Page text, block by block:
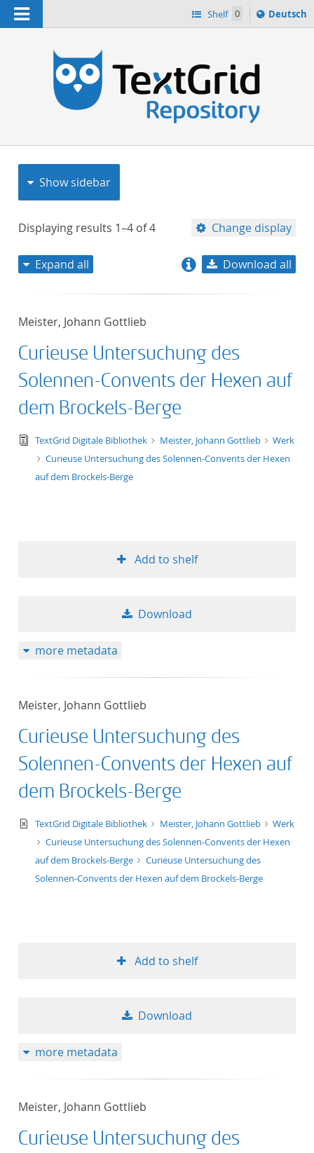
Navigation Shelf 0
Sprache
ï¿½ndern
Deutsch
Show sidebar
Displaying results 1–4 of4 Change display
title descending
format
Expand all Download all
Meister, Johann Gottlieb
Curieuse Untersuchung des
Solennen-Convents der Hexen auf
dem Brockels-Berge
text/tg.edition+tg.aggregation+xml
TextGrid Digitale Bibliothek Meister, Johann Gottlieb
Werk
Curieuse Untersuchung des Solennen-Convents der Hexen
auf dem Brockels-Berge
Add to shelf
Download
more metadata
Meister, Johann Gottlieb
Curieuse Untersuchung des
Solennen-Convents der Hexen auf
dem Brockels-Berge
text/xml
TextGrid Digitale Bibliothek Meister, Johann Gottlieb
Werk
Curieuse Untersuchung des Solennen-Convents der Hexen
auf dem Brockels-Berge
Curieuse Untersuchung des
Solennen-Convents der Hexen auf dem Brockels-Berge
Add to shelf
Download
more metadata
Meister, Johann Gottlieb
Curieuse Untersuchung des